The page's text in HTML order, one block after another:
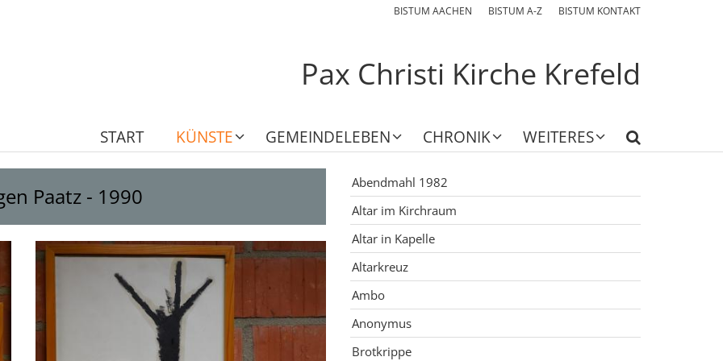
BISTUM AACHEN BISTUM A-Z BISTUM KONTAKT
Pax Christi Kirche Krefeld
START KÜNSTE GEMEINDELEBEN CHRONIK WEITERES
Paatz - 1990
Abendmahl 1982
Altar im Kirchraum
Altar in Kapelle
Altarkreuz
Ambo
Anonymus
Brotkrippe